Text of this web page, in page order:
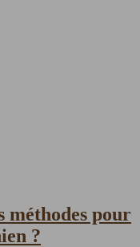
méthodes pour
?